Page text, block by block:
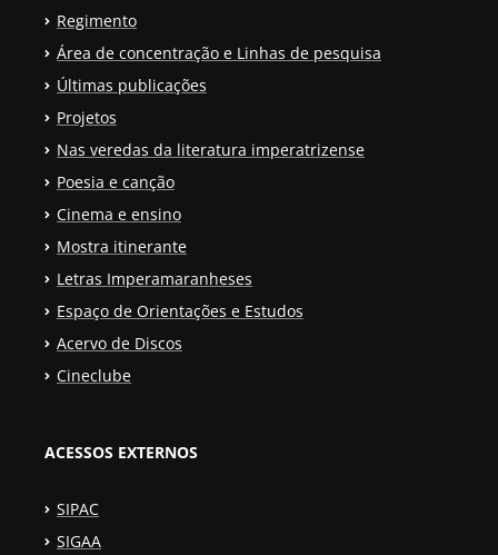
Regimento
Área de concentração e Linhas de pesquisa
Últimas publicações
Projetos
Nas veredas da literatura imperatrizense
Poesia e canção
Cinema e ensino
Mostra itinerante
Letras Imperamaranheses
Espaço de Orientações e Estudos
Acervo de Discos
Cineclube
ACESSOS EXTERNOS
SIPAC
SIGAA